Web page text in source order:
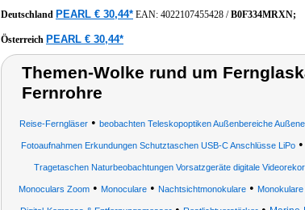
Deutschland PEARL € 30,44* EAN: 4022107455428 /B0F334MRXN;
Österreich PEARL € 30,44*
Themen-Wolke rund um
Fernrohre
Reise-Ferngläser• beobachten Teleskopoptiken Außenbereiche
Fotoaufnahmen Erkundungen Schutztaschen USB-C Anschlüsse LiPo•
Tragetaschen Naturbeobachtungen Vorsatzgeräte digitale
Monoculars Zoom• Monoculare• Nachtsichtmonokulare•